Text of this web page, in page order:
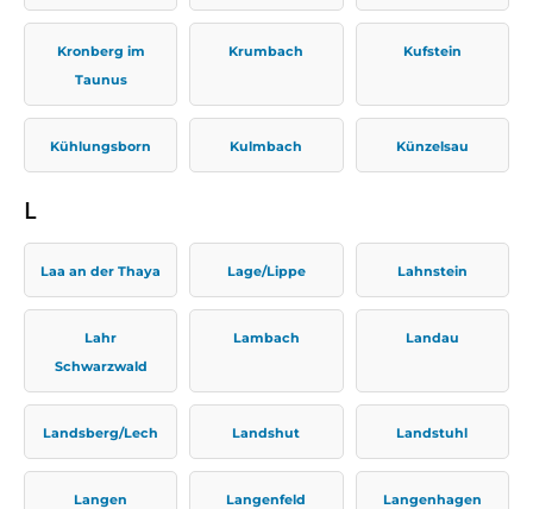
Kronberg im
Taunus
Krumbach Kufstein
Kühlungsborn Kulmbach Künzelsau
L
Laa an der Thaya Lage/Lippe Lahnstein
Lahr
Schwarzwald
Lambach Landau
Landsberg/Lech Landshut Landstuhl
Langen Langenfeld Langenhagen